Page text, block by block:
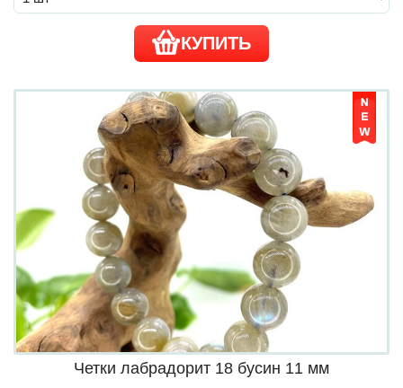
КУПИТЬ
Четки лабрадорит 18 бусин 11 мм